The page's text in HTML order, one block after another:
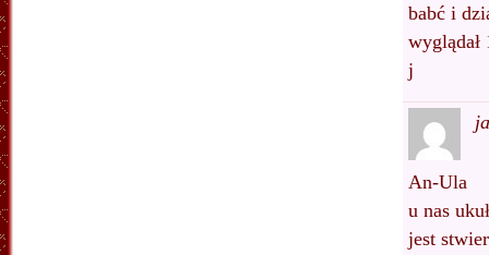
babć i
j
An-Ula
u nas
jest